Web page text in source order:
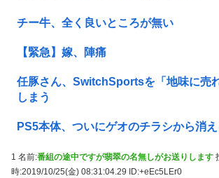
チー牛、全く良いところが無い
【緊急】嫁、陣痛
任豚さん、SwitchSportsを「地味に売
しまう
PS5本体、ついにゲオのチラシから消
1 名前:番組の途中ですが翡翠の名無しがお送りします
時:2019/10/25(金) 08:31:04.29
ID:+eEc5LEr0